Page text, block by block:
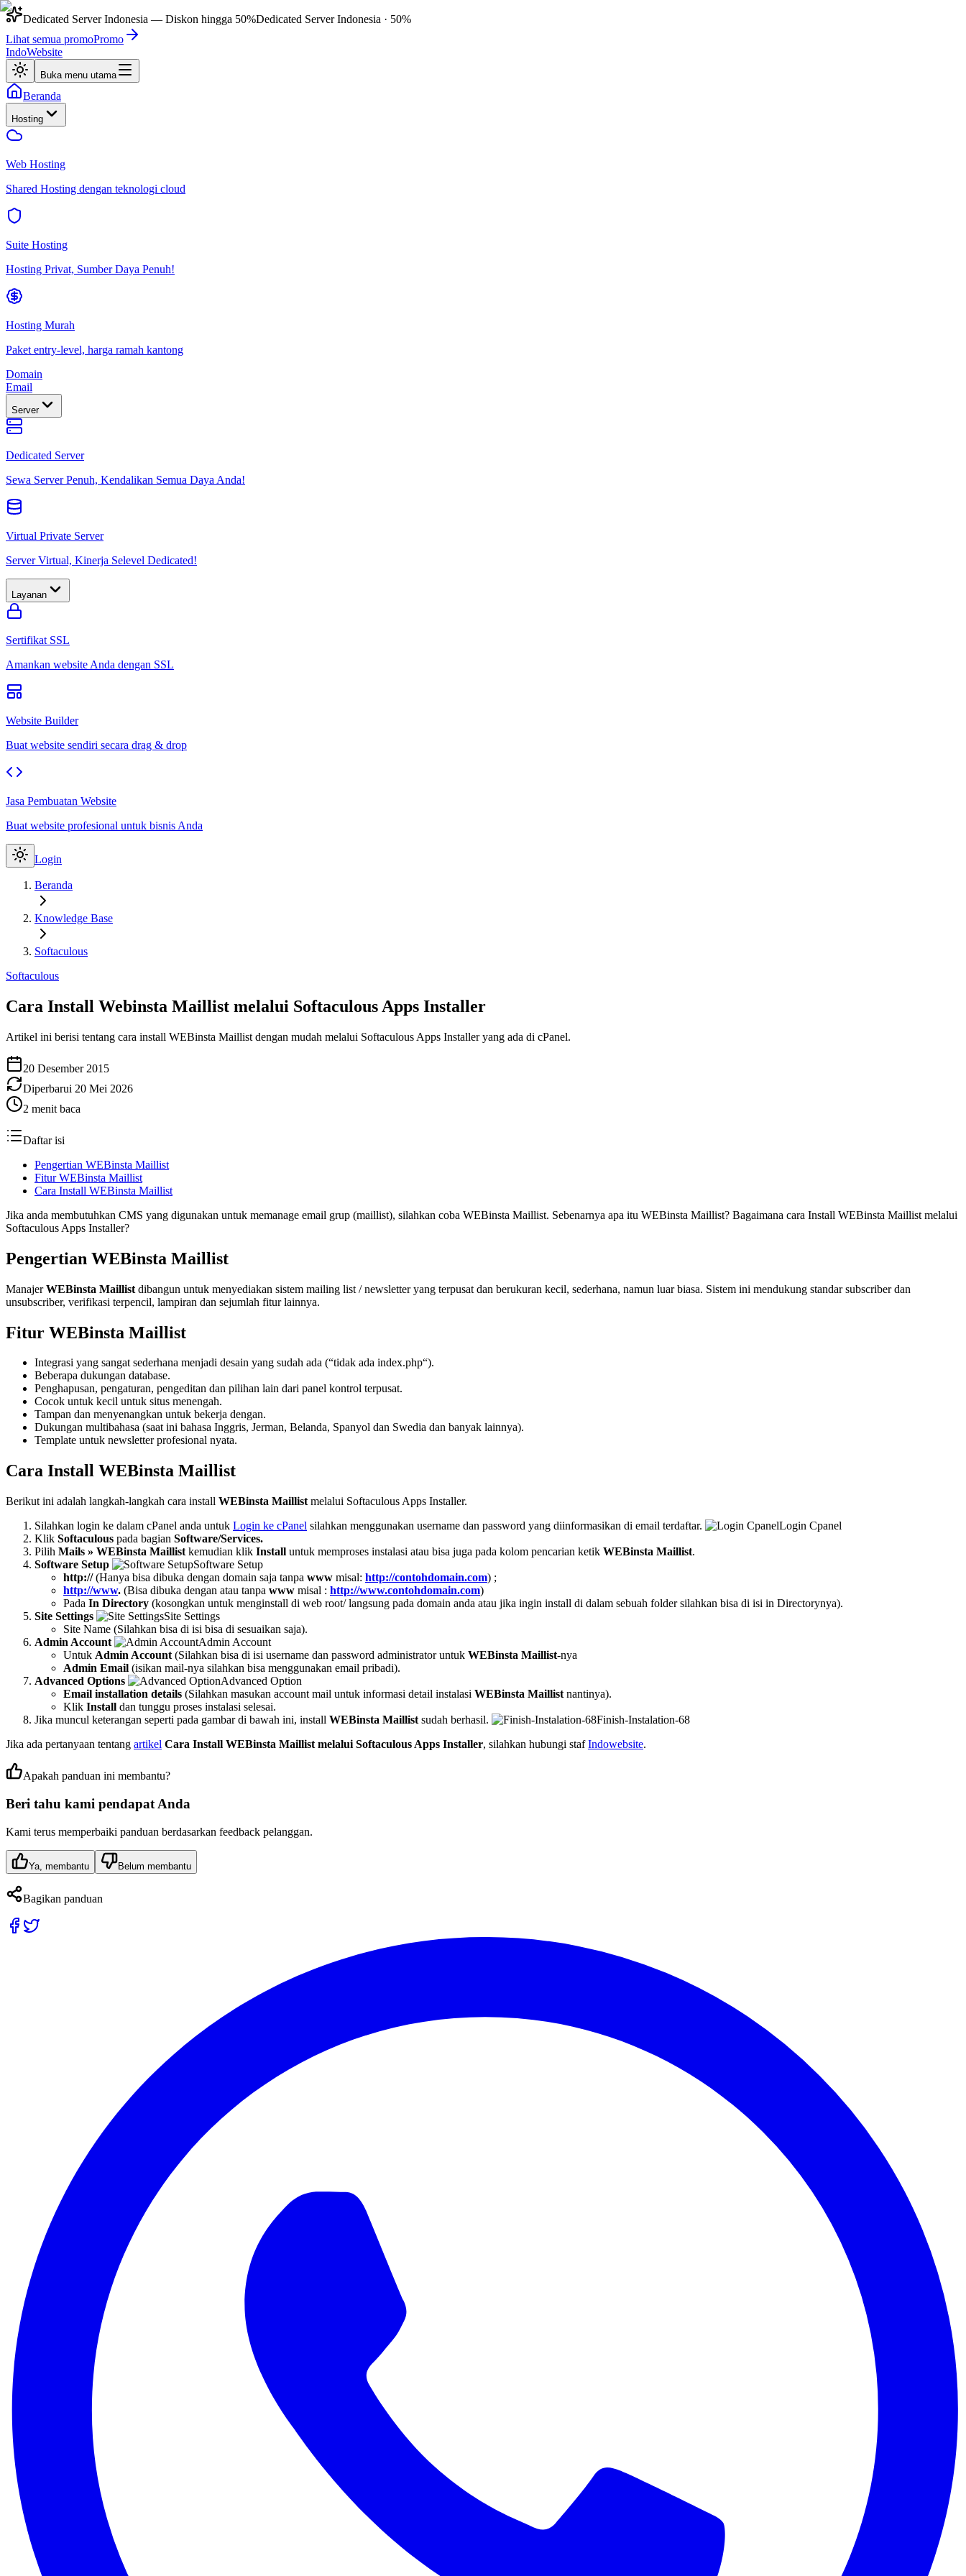
Dedicated Server Indonesia — Diskon hingga 50%Dedicated Server Indonesia · 50%
Lihat semua promoPromo
IndoWebsite
Buka menu utama
Beranda
Hosting
Web Hosting
Shared Hosting dengan teknologi cloud
Suite Hosting
Hosting Privat, Sumber Daya Penuh!
Hosting Murah
Paket entry-level, harga ramah kantong
Domain
Email
Server
Dedicated Server
Sewa Server Penuh, Kendalikan Semua Daya Anda!
Virtual Private Server
Server Virtual, Kinerja Selevel Dedicated!
Layanan
Sertifikat SSL
Amankan website Anda dengan SSL
Website Builder
Buat website sendiri secara drag & drop
Jasa Pembuatan Website
Buat website profesional untuk bisnis Anda
Login
Beranda
Knowledge Base
Softaculous
Softaculous
Cara Install Webinsta Maillist melalui Softaculous Apps Installer
Artikel ini berisi tentang cara install WEBinsta Maillist dengan mudah melalui Softaculous Apps Installer yang ada di cPanel.
20 Desember 2015
Diperbarui 20 Mei 2026
2 menit baca
Daftar isi
Pengertian WEBinsta Maillist
Fitur WEBinsta Maillist
Cara Install WEBinsta Maillist
Jika anda membutuhkan CMS yang digunakan untuk memanage email grup (maillist), silahkan coba WEBinsta Maillist. Sebenarnya apa itu WEBinsta Maillist? Bagaimana cara Install WEBinsta Maillist melalui
Softaculous Apps Installer?
Pengertian WEBinsta Maillist
ManajerWEBinsta Maillist dibangun untuk menyediakan sistem mailing list / newsletter yang terpusat dan berukuran kecil, sederhana, namun luar biasa. Sistem ini mendukung standar subscriber dan
unsubscriber, verifikasi terpencil, lampiran dan sejumlah fitur lainnya.
Fitur WEBinsta Maillist
Integrasi yang sangat sederhana menjadi desain yang sudah ada (“tidak ada index.php“).
Beberapa dukungan database.
Penghapusan, pengaturan, pengeditan dan pilihan lain dari panel kontrol terpusat.
Cocok untuk kecil untuk situs menengah.
Tampan dan menyenangkan untuk bekerja dengan.
Dukungan multibahasa (saat ini bahasa Inggris, Jerman, Belanda, Spanyol dan Swedia dan banyak lainnya).
Template untuk newsletter profesional nyata.
Cara Install WEBinsta Maillist
Berikut ini adalah langkah-langkah cara install WEBinsta Maillist melalui Softaculous Apps Installer.
Silahkan login ke dalam cPanel anda untuk Login ke cPanel silahkan menggunakan username dan password yang diinformasikan di email terdaftar.
Login Cpanel
Klik Softaculous pada bagian Software/Services.
Pilih Mails » WEBinsta Maillist kemudian klik Install untuk memproses instalasi atau bisa juga pada kolom pencarian ketik WEBinsta Maillist.
Software Setup
Software Setup
http://(Hanya bisa dibuka dengan domain saja tanpa www misal: http://contohdomain.com) ;
http://www. (Bisa dibuka dengan atau tanpa www misal : http://www.contohdomain.com)
Pada In Directory (kosongkan untuk menginstall di web root/ langsung pada domain anda atau jika ingin install di dalam sebuah folder silahkan bisa di isi in Directorynya).
Site Settings
Site Settings
Site Name (Silahkan bisa di isi bisa di sesuaikan saja).
Admin Account
Admin Account
Untuk Admin Account (Silahkan bisa di isi username dan password administrator untuk WEBinsta Maillist-nya
Admin Email (isikan mail-nya silahkan bisa menggunakan email pribadi).
Advanced Options
Advanced Option
Email installation details (Silahkan masukan account mail untuk informasi detail instalasi WEBinsta Maillist nantinya).
Klik Install dan tunggu proses instalasi selesai.
Jika muncul keterangan seperti pada gambar di bawah ini, install WEBinsta Maillist sudah berhasil.
Finish-Instalation-68
Jika ada pertanyaan tentang artikel Cara Install WEBinsta Maillist melalui Softaculous Apps Installer, silahkan hubungi stafIndowebsite.
Apakah panduan ini membantu?
Beri tahu kami pendapat Anda
Kami terus memperbaiki panduan berdasarkan feedback pelanggan.
Ya, membantu Belum membantu
Bagikan panduan